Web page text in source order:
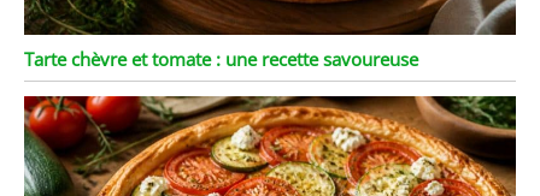
Tarte chèvre et tomate : une recette savoureuse